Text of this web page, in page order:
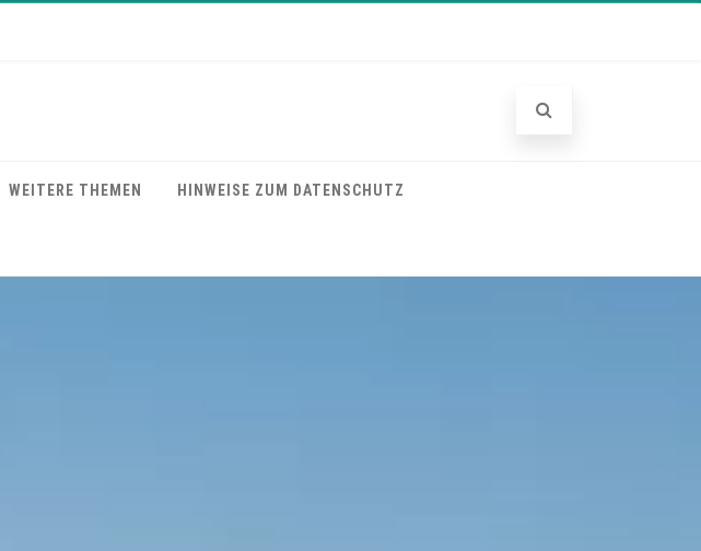
WEITERE THEMEN HINWEISE ZUM DATENSCHUTZ